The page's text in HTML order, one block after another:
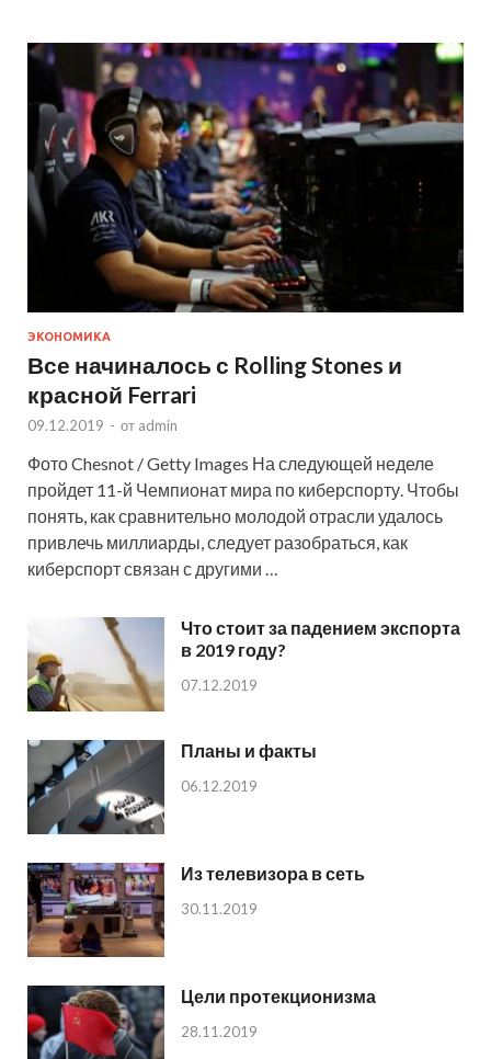
ЭКОНОМИКА
Все начиналось с Rolling Stones и
красной Ferrari
09.12.2019 - от admin
Фото Chesnot / Getty Images На следующей неделе
пройдет 11-й Чемпионат мира по киберспорту. Чтобы
понять, как сравнительно молодой отрасли удалось
привлечь миллиарды, следует разобраться, как
киберспорт связан с другими …
Что стоит за падением экспорта
в 2019 году?
07.12.2019
Планы и факты
06.12.2019
Из телевизора в сеть
30.11.2019
Цели протекционизма
28.11.2019